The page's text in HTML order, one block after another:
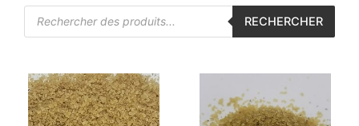
RECHERCHER
de
prix :
3.10€
Ce
produit
a
prix :
3.10€
Ce
produit
a